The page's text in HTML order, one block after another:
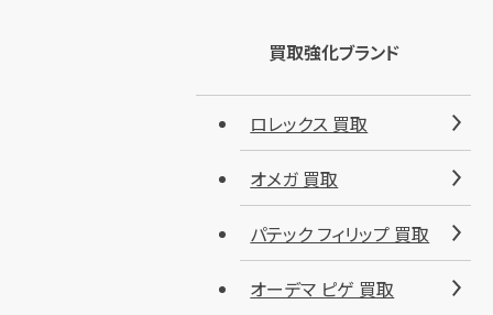
買取強化ブランド
ロレックス 買取
オメガ 買取
パテック フィリップ 買取
オーデマ ピゲ 買取